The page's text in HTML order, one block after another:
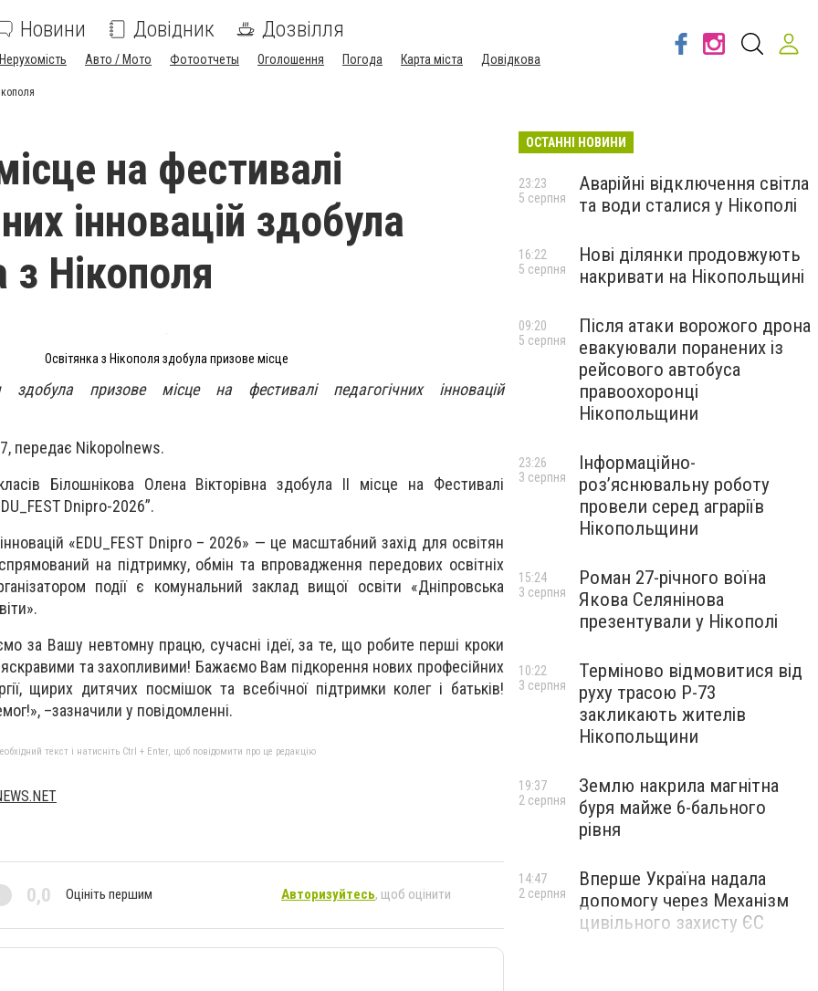
Новини Довідник Дозвілля
Нерухомість Авто / Мото Фотоотчеты Оголошення Погода Карта міста Довідкова
на фестивалі
інновацій здобула
з Нікополя
Освітянка з Нікополя здобула призове місце
здобула призове місце на фестивалі педагогічних інновацій
передає Nikopolnews.
Білошнікова Олена Вікторівна здобула ІІ місце на Фестивалі
Dnipro-2026”.
«EDU_FEST Dnipro – 2026» — це масштабний захід для освітян
на підтримку, обмін та впровадження передових освітніх
події є комунальний заклад вищої освіти «Дніпровська
за Вашу невтомну працю, сучасні ідеї, за те, що робите перші кроки
яскравими та захопливими! Бажаємо Вам підкорення нових професійних
щирих дитячих посмішок та всебічної підтримки колег і батьків!
–зазначили у повідомленні.
текст і натисніть Ctrl + Enter, щоб повідомити про це редакцію
0,0 Оцініть першим Авторизуйтесь, щоб оцінити
ОСТАННІ НОВИНИ
Аварійні відключення світла
та води сталися у Нікополі
23:23
5 серпня
Нові ділянки продовжують
накривати на Нікопольщині
16:22
5 серпня
Після атаки ворожого дрона
евакуювали поранених із
рейсового автобуса
правоохоронці
Нікопольщини
09:20
5 серпня
Інформаційно-
роз’яснювальну роботу
провели серед аграріїв
Нікопольщини
23:26
3 серпня
Роман 27-річного воїна
Якова Селянінова
презентували у Нікополі
15:24
3 серпня
Терміново відмовитися від
руху трасою Р-73
закликають жителів
Нікопольщини
10:22
3 серпня
Землю накрила магнітна
буря майже 6-бального
рівня
19:37
2 серпня
Вперше Україна надала
допомогу через Механізм
цивільного захисту ЄС
14:47
2 серпня